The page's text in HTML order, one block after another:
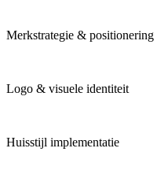
Merkstrategie & positionering
Logo & visuele identiteit
Huisstijl implementatie